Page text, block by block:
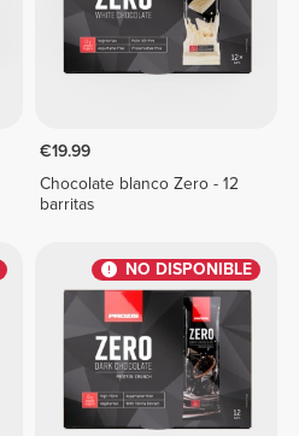
€19.99
Chocolate blanco Zero - 12
barritas
NO DISPONIBLE